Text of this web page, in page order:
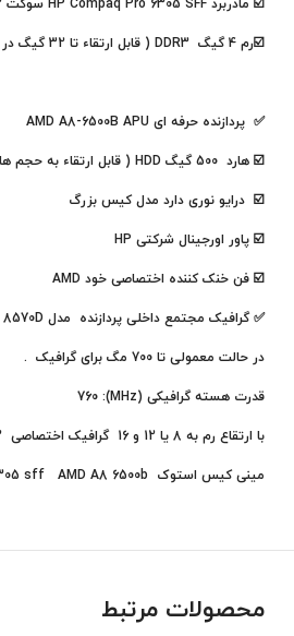
☑️ مادربرد HP Compaq Pro 6305 SFF سوکت FM2
☑️رم 4 گیگ DDR3 ( قابل ارتقاء تا 32 گیگ در 4 اسلات رم) ساپورت رم با باسهای بالا
✅ پردازنده حرفه ای AMD A8-6500B APU
☑️ هارد 500 گیگ HDD ( قابل ارتقاء به حجم های بالاتر )
☑️ درایو نوری دارد مدل کیس بزرگ
☑️ پاور اورجینال شرکتی HP
☑️ فن خنک کننده اختصاصی خود AMD
✅ گرافیک مجتمع داخلی پردازنده مدل Radeon HD 8570D
در حالت معمولی تا 700 مگ برای گرافیک .
قدرت هسته گرافیکی (MHz): 760
با ارتقاع رم به 8 یا 12 و 16 گرافیک اختصاصی 2 گیگ .
مینی کیس استوک hp compaq pro 6305 sff AMD A8 6500b
محصولات مرتبط